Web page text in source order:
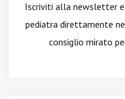
Iscriviti alla newslettere
pediatra direttamente
consiglio mirato